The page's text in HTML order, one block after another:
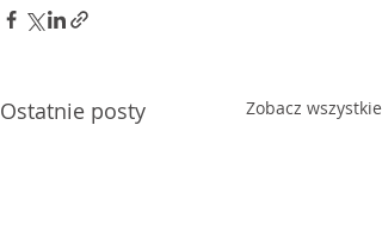
Ostatnie posty Zobacz wszystkie